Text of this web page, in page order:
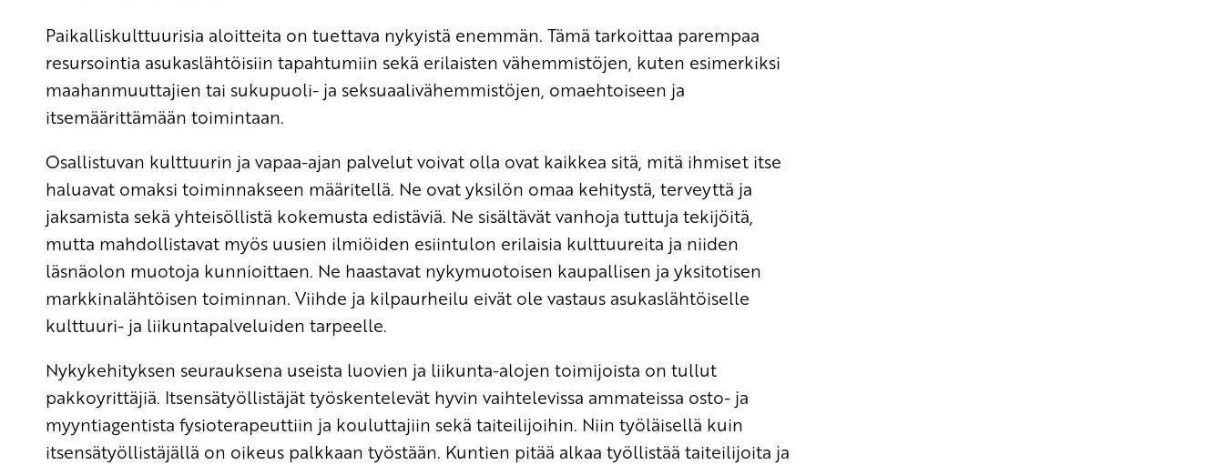
Paikalliskulttuurisia aloitteita on tuettava nykyistä enemmän. Tämä tarkoittaa parempaa
resursointia asukaslähtöisiin tapahtumiin sekä erilaisten vähemmistöjen, kuten esimerkiksi
maahanmuuttajien tai sukupuoli- ja seksuaalivähemmistöjen, omaehtoiseen ja
itsemäärittämään toimintaan.
Osallistuvan kulttuurin ja vapaa-ajan palvelut voivat olla ovat kaikkea sitä, mitä ihmiset itse
haluavat omaksi toiminnakseen määritellä. Ne ovat yksilön omaa kehitystä, terveyttä ja
jaksamista sekä yhteisöllistä kokemusta edistäviä. Ne sisältävät vanhoja tuttuja tekijöitä,
mutta mahdollistavat myös uusien ilmiöiden esiintulon erilaisia kulttuureita ja niiden
läsnäolon muotoja kunnioittaen. Ne haastavat nykymuotoisen kaupallisen ja yksitotisen
markkinalähtöisen toiminnan. Viihde ja kilpaurheilu eivät ole vastaus asukaslähtöiselle
kulttuuri- ja liikuntapalveluiden tarpeelle.
Nykykehityksen seurauksena useista luovien ja liikunta-alojen toimijoista on tullut
pakkoyrittäjiä. Itsensätyöllistäjät työskentelevät hyvin vaihtelevissa ammateissa osto- ja
myyntiagentista fysioterapeuttiin ja kouluttajiin sekä taiteilijoihin. Niin työläisellä kuin
itsensätyöllistäjällä on oikeus palkkaan työstään. Kuntien pitää alkaa työllistää taiteilijoita ja